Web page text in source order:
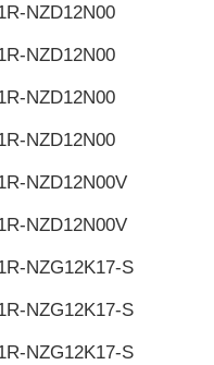
NZD12N00
NZD12N00
NZD12N00
NZD12N00
NZD12N00V
NZD12N00V
NZG12K17-S
NZG12K17-S
NZG12K17-S